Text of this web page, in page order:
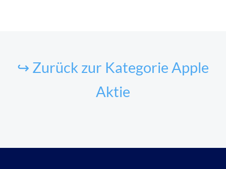
↪ Zurück zur Kategorie Apple
Aktie